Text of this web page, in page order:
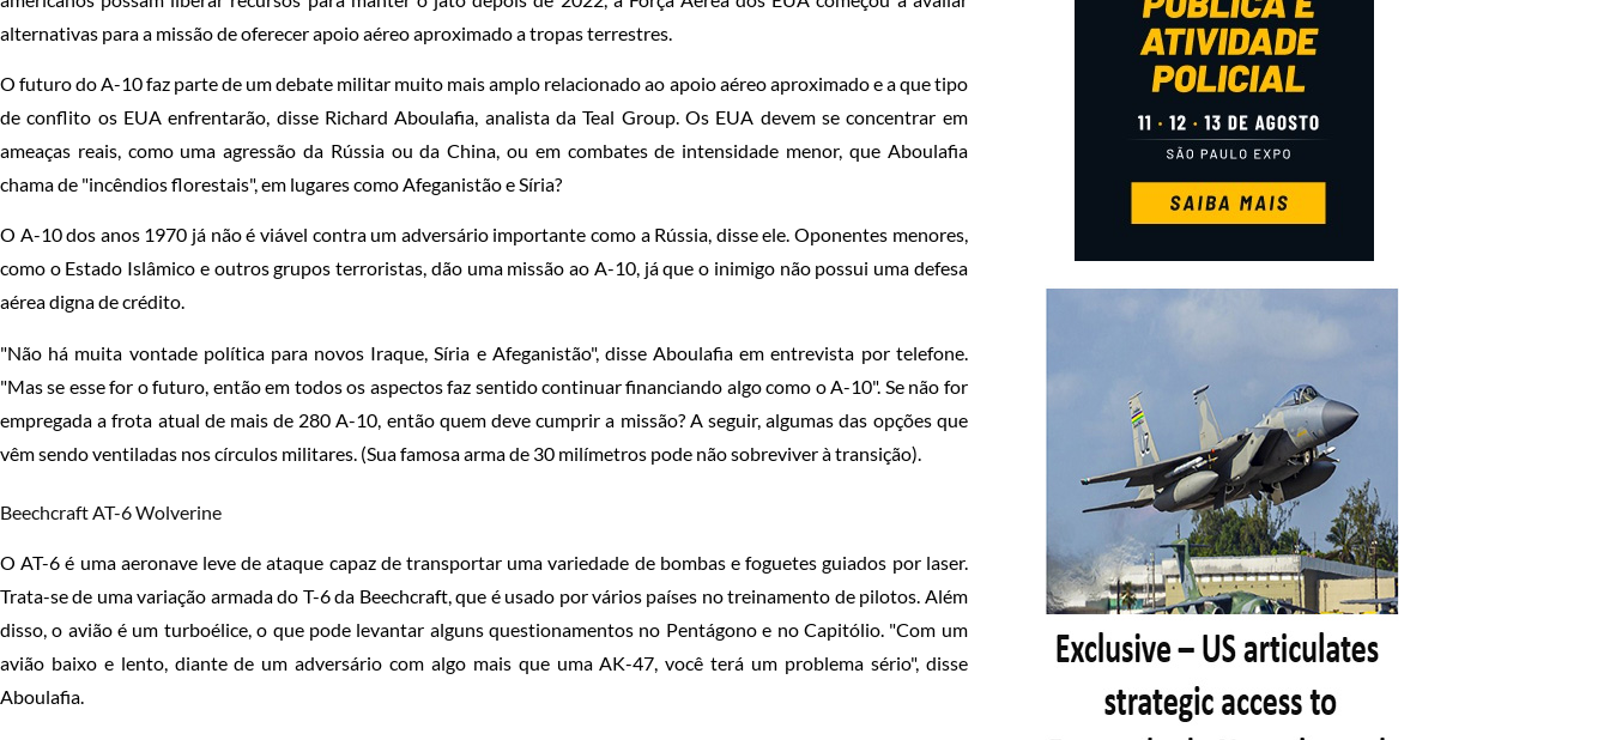
alternativas para a missão de oferecer apoio aéreo aproximado a tropas terrestres.
O futuro do A-10 faz parte de um debate militar muito mais amplo relacionado ao apoio aéreo aproximado e a que tipo
de conflito os EUA enfrentarão, disse Richard Aboulafia, analista da Teal Group. Os EUA devem se concentrar em
ameaças reais, como uma agressão da Rússia ou da China, ou em combates de intensidade menor, que Aboulafia
chama de "incêndios florestais", em lugares como Afeganistão e Síria?
O A-10 dos anos 1970 já não é viável contra um adversário importante como a Rússia, disse ele. Oponentes menores,
como o Estado Islâmico e outros grupos terroristas, dão uma missão ao A-10, já que o inimigo não possui uma defesa
aérea digna de crédito.
"Não há muita vontade política para novos Iraque, Síria e Afeganistão", disse Aboulafia em entrevista por telefone.
"Mas se esse for o futuro, então em todos os aspectos faz sentido continuar financiando algo como o A-10". Se não for
empregada a frota atual de mais de 280 A-10, então quem deve cumprir a missão? A seguir, algumas das opções que
vêm sendo ventiladas nos círculos militares. (Sua famosa arma de 30 milímetros pode não sobreviver à transição).
Beechcraft AT-6 Wolverine
O AT-6 é uma aeronave leve de ataque capaz de transportar uma variedade de bombas e foguetes guiados por laser.
Trata-se de uma variação armada do T-6 da Beechcraft, que é usado por vários países no treinamento de pilotos. Além
disso, o avião é um turboélice, o que pode levantar alguns questionamentos no Pentágono e no Capitólio. "Com um
avião baixo e lento, diante de um adversário com algo mais que uma AK-47, você terá um problema sério", disse
Aboulafia.